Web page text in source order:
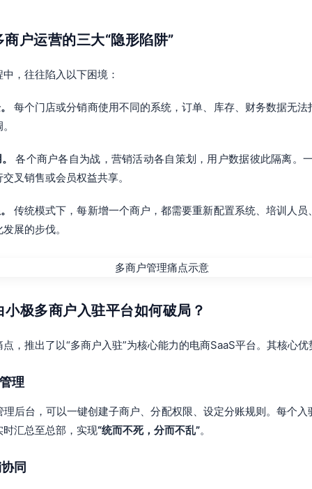
户运营的三大“隐形陷阱”
，往往陷入以下困境：
每个门店或分销商使用不同的系统，订单、库存、财务数据无
各个商户各自为战，营销活动各自策划，用户数据彼此隔离。
叉销售或会员权益共享。
传统模式下，每新增一个商户，都需要重新配置系统、培训人
展的步伐。
极多商户入驻平台如何破局？
，推出了以“多商户入驻”为核心能力的电商SaaS平台。其核心
理
后台，可以一键创建子商户、分配权限、设定分账规则。每个
汇总至总部，实现“统而不死，分而不乱”。
同